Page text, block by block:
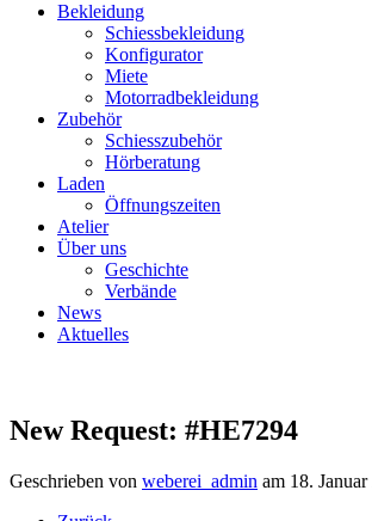
Bekleidung
Schiessbekleidung
Konfigurator
Miete
Motorradbekleidung
Zubehör
Schiesszubehör
Hörberatung
Laden
Öffnungszeiten
Atelier
Über uns
Geschichte
Verbände
News
Aktuelles
New Request: #HE7294
Geschrieben von weberei_admin am 18.